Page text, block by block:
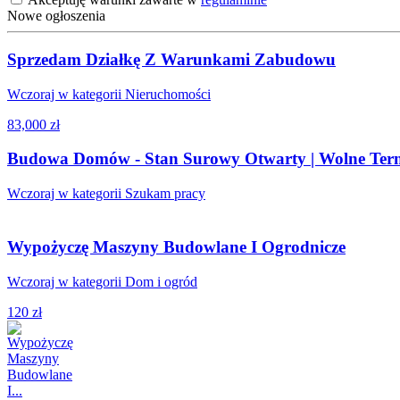
Nowe ogłoszenia
Sprzedam Działkę Z Warunkami Zabudowu
Wczoraj w kategorii Nieruchomości
83,000 zł
Budowa Domów - Stan Surowy Otwarty | Wolne
Wczoraj w kategorii Szukam pracy
Wypożyczę Maszyny Budowlane I Ogrodnicze
Wczoraj w kategorii Dom i ogród
120 zł